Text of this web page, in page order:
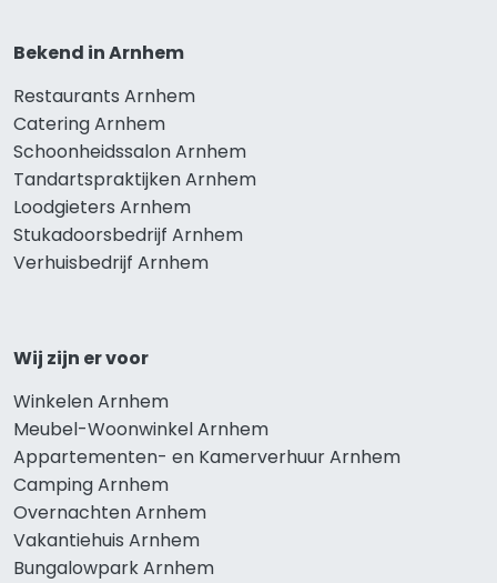
Bekend in Arnhem
Restaurants Arnhem
Catering Arnhem
Schoonheidssalon Arnhem
Tandartspraktijken Arnhem
Loodgieters Arnhem
Stukadoorsbedrijf Arnhem
Verhuisbedrijf Arnhem
Wij zijn er voor
Winkelen Arnhem
Meubel-Woonwinkel Arnhem
Appartementen- en Kamerverhuur Arnhem
Camping Arnhem
Overnachten Arnhem
Vakantiehuis Arnhem
Bungalowpark Arnhem